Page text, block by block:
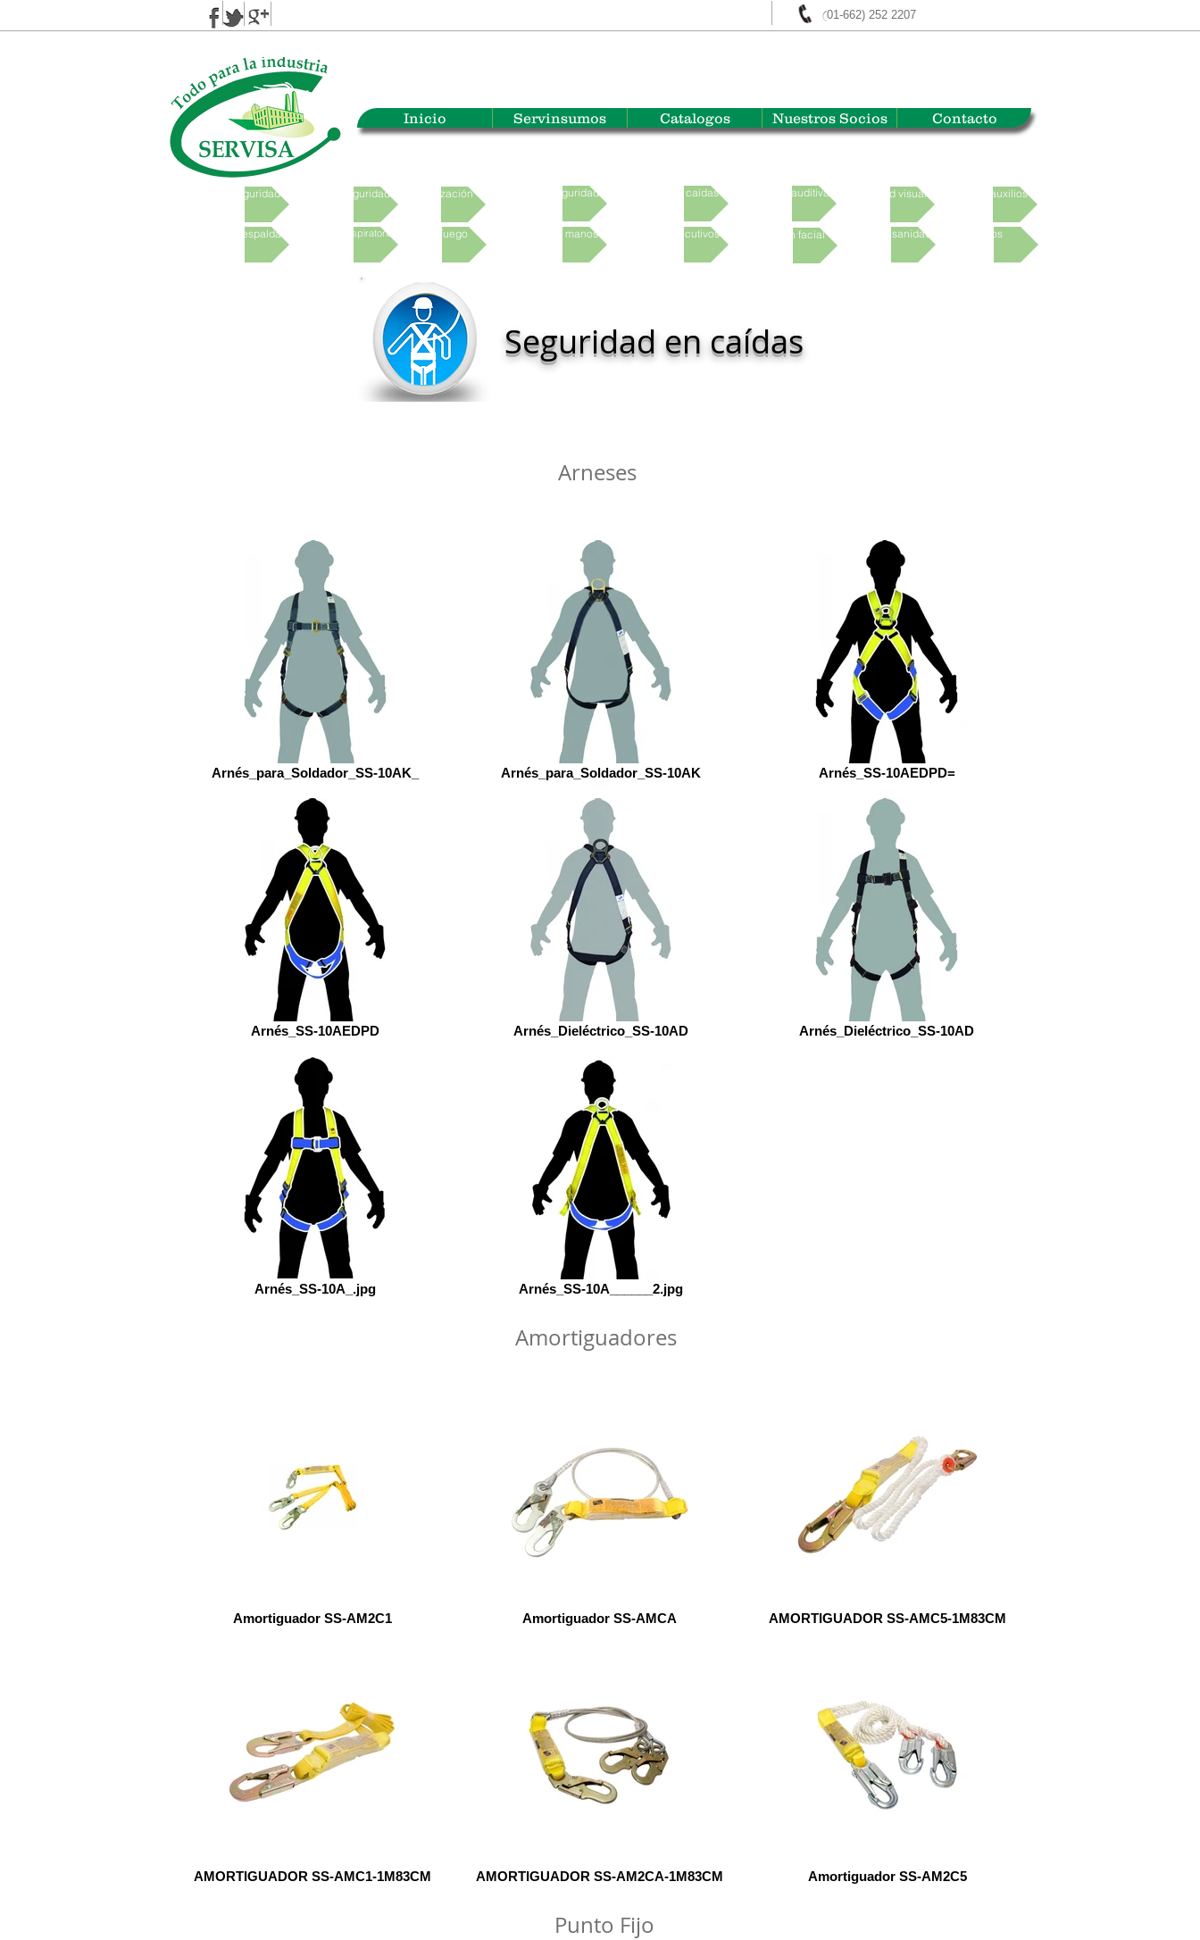
(01-662) 252 2207
Inicio Servinsumos Catalogos Nuestros Socios Contacto
Calzado de seguridad Ropa de seguridad Señalización Cascos de seguridad Seguridad en caídas Protección auditiva Seguridad visual Primeros auxilios
Protección de espalda Protección respiratoria Anti-fuego Protección en manos Uniformes ejecutivos Protección facial Higiene y sanidad Varios
Seguridad en caídas
Arneses
Arnés_para_Soldador_SS-10AK_ Arnés_para_Soldador_SS-10AK Arnés_SS-10AEDPD=
Arnés_SS-10AEDPD Arnés_Dieléctrico_SS-10AD Arnés_Dieléctrico_SS-10AD
Arnés_SS-10A_.jpg Arnés_SS-10A______2.jpg
Amortiguadores
Amortiguador SS-AM2C1 Amortiguador SS-AMCA AMORTIGUADOR SS-AMC5-1M83CM
AMORTIGUADOR SS-AMC1-1M83CM AMORTIGUADOR SS-AM2CA-1M83CM Amortiguador SS-AM2C5
Punto Fijo